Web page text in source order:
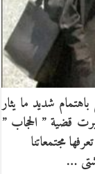
شديد ما يثار
قضية ” الحجاب ”
مجتمعاتنا
…